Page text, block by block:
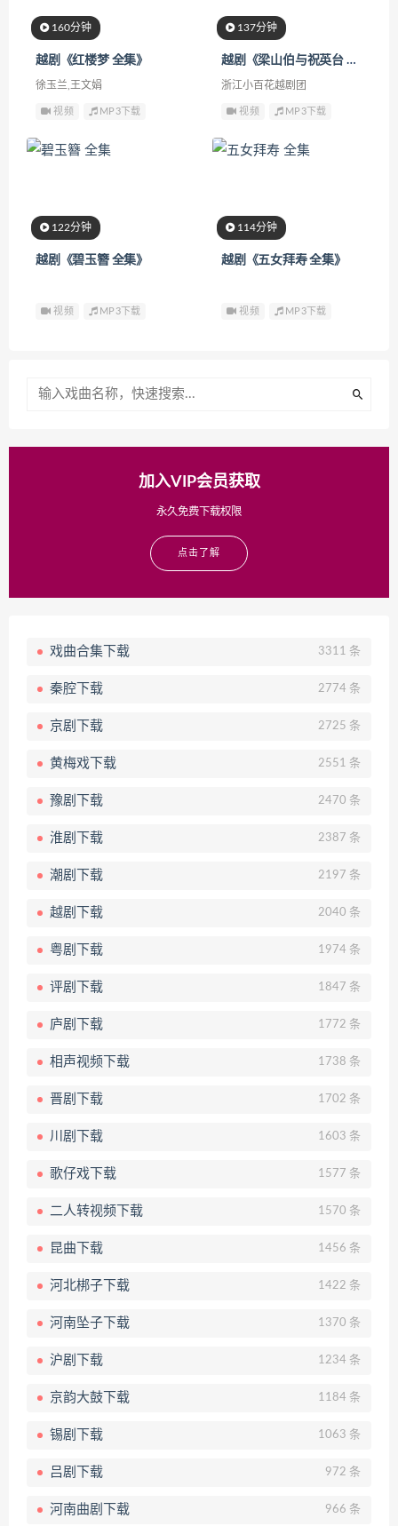
160分钟
越剧《红楼梦 全集》
徐玉兰,王文娟
视频 MP3下载
137分钟
越剧《梁山伯与祝英台 全集》
浙江小百花越剧团
视频 MP3下载
122分钟
越剧《碧玉簪 全集》
视频 MP3下载
114分钟
越剧《五女拜寿 全集》
视频 MP3下载
加入VIP会员获取
永久免费下载权限
点击了解
戏曲合集下载 3311 条
秦腔下载 2774 条
京剧下载 2725 条
黄梅戏下载 2551 条
豫剧下载 2470 条
淮剧下载 2387 条
潮剧下载 2197 条
越剧下载 2040 条
粤剧下载 1974 条
评剧下载 1847 条
庐剧下载 1772 条
相声视频下载 1738 条
晋剧下载 1702 条
川剧下载 1603 条
歌仔戏下载 1577 条
二人转视频下载 1570 条
昆曲下载 1456 条
河北梆子下载 1422 条
河南坠子下载 1370 条
沪剧下载 1234 条
京韵大鼓下载 1184 条
锡剧下载 1063 条
吕剧下载 972 条
河南曲剧下载 966 条